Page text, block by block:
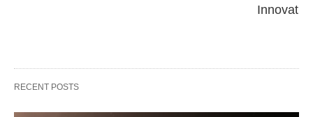
RECENT POSTS